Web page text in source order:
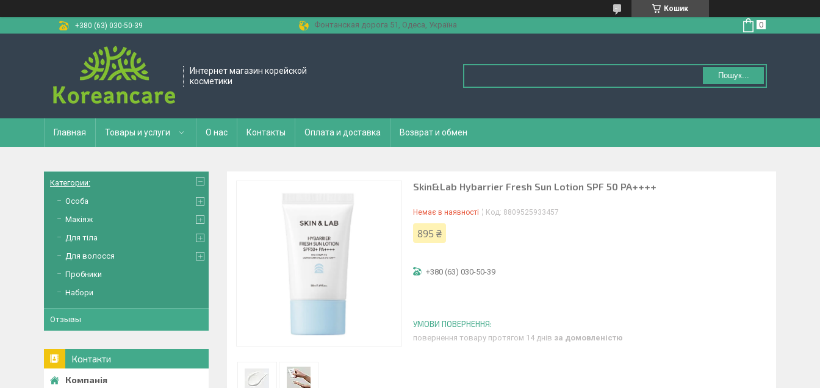
Кошик
+380 (63) 030-50-39
Фонтанская дорога 51, Одеса, Україна
Интернет магазин корейской
косметики
Пошук...
Главная Товары и услуги О нас Контакты Оплата и доставка Возврат и обмен
Skin&Lab Hybarrier Fresh Sun Lotion SPF 50 PA++++
Немає в наявності Код: 8809525933457
895 ₴
+380 (63) 030-50-39
повернення товару протягом 14 днів за домовленістю
Категории:
Особа
Макіяж
Для тіла
Для волосся
Пробники
Набори
Отзывы
Контакти